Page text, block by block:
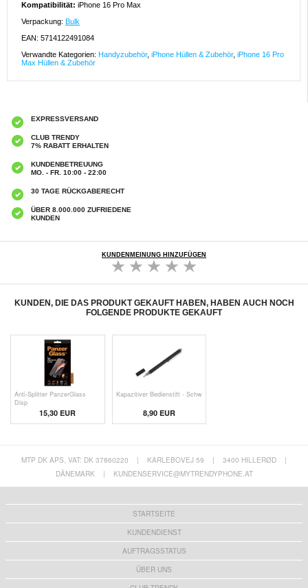
Kompatibilität: iPhone 16 Pro Max
Verpackung: Bulk
EAN: 5714122491084
Verwandte Kategorien: Handyzubehör, iPhone Hüllen & Zubehör, iPhone 16 Pro
Max Hüllen & Zubehör
EXPRESSVERSAND
CLUB TRENDY
7% RABATT ERHALTEN
KUNDENBETREUUNG
MO. - FR. 10:00 - 22:00
30 TAGE RÜCKGABERECHT
ÜBER 8.000.000 ZUFRIEDENE
KUNDEN
KUNDENMEINUNG HINZUFÜGEN
KUNDEN, DIE DAS PRODUKT GEKAUFT HABEN, HABEN AUCH NOCH
FOLGENDE PRODUKTE GEKAUFT
Anti-Splitter PanzerGlass
Disp
15,30 EUR
Kapazitiver Bedienstift - Schw
8,90 EUR
MTP DK APS, VAT: DK 37860220 | KARLEBOVEJ 59 | 3400 HILLERØD
|
DÄNEMARK
| KUNDENSERVICE@MYTRENDYPHONE.AT
STARTSEITE
KUNDENDIENST
AUFTRAGSSTATUS
ÜBER UNS